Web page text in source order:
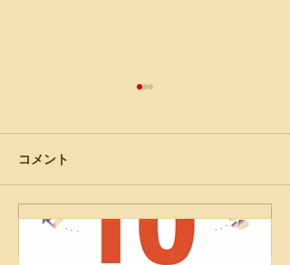
「エコロジカル・デモク
ラシー：人々の心に触れ
コメント
コメントを追加…